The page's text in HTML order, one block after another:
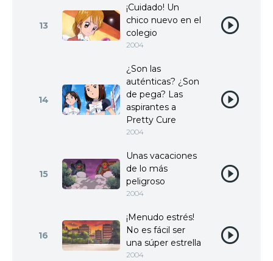
13
¡Cuidado! Un
chico nuevo en el
colegio
2004
14
¿Son las
auténticas? ¿Son
de pega? Las
aspirantes a
Pretty Cure
2004
15
Unas vacaciones
de lo más
peligroso
2004
16
¡Menudo estrés!
No es fácil ser
una súper estrella
2004